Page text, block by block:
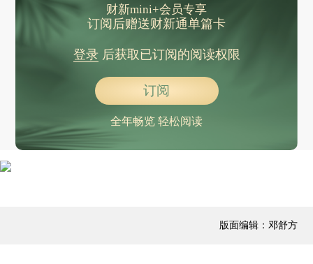
财新mini+会员专享
订阅后赠送财新通单篇卡
登录后获取已订阅的阅读权限
订阅
全年畅览 轻松阅读
版面编辑：邓舒方